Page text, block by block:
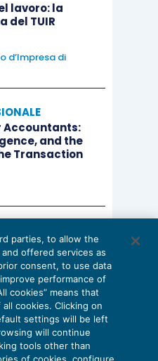
lavoro: la
del TUIR
d’Impresa di
Accountants:
and the
Transaction
le
Dovier
parties, to allow the
offered services as
consent, to use data
performance of
cookies” means that
cookies. Clicking on
settings will be left
will continue
tools other than